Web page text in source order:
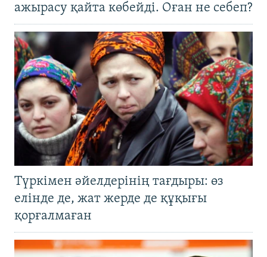
ажырасу қайта көбейді. Оған не себеп?
Түркімен әйелдерінің тағдыры: өз
елінде де, жат жерде де құқығы
қорғалмаған